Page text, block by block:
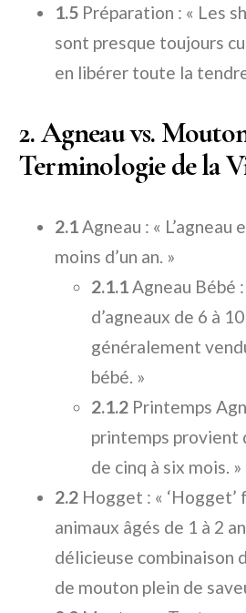
1.5 Préparation : « Les
sont presque toujours
en libérer toute la
2. Agneau vs.
Terminologie de la
2.1Agneau : « L’agneau
moins d’un an. »
2.1.1Agneau Bébé
d’agneaux de 6 à
généralement
bébé. »
2.1.2 Printemps
printemps provient
de cinq à six mois. »
2.2 Hogget : «
animaux âgés de 1 à 2
délicieuse combinaison
de mouton plein de